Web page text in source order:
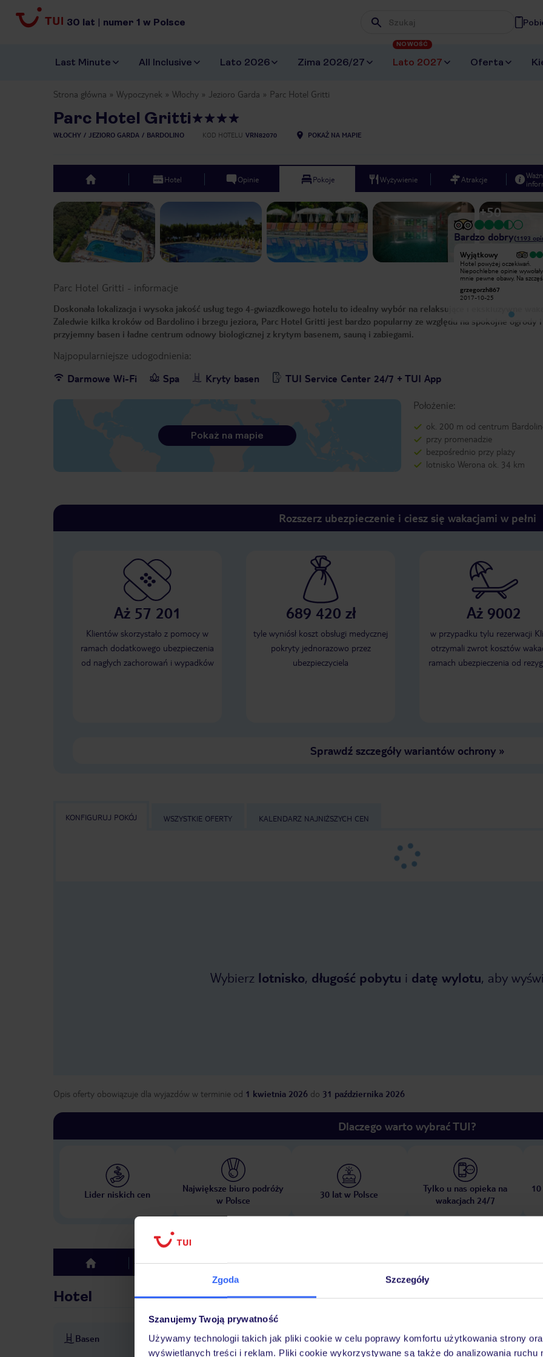
Zgoda Szczegóły
Szanujemy Twoją prywatność
Używamy technologii takich jak pliki cookie w celu poprawy komfortu użytkowania strony
wyświetlanych treści i reklam. Pliki cookie wykorzystywane są także do analizowania ruchu
30 lat | numer 1 w Polsce Wpisz frazę, której szukasz
Last Minute All Inclusive Lato 2026 Zima 2026/27 Lato 2027
NOWOŚĆ
Oferta
Strona główna Wypoczynek Włochy Jezioro Garda Parc Hotel Gritti
Parc Hotel Gritti
WŁOCHY JEZIORO GARDA BARDOLINO KOD HOTELU VRN82070 POKAŻ NA MAPIE
top Hotel Opinie Pokoje Wyżywienie Atrakcje
Previous slide +50
Bardzo dobry(1193
Wyjątkowy
Hotel powyżej oczekiwań.
bardzo miło. Szlafroki i kapcie
kąpielowe pomagają skorzystać z
centrum odnowy z basenem i
saunami które są w cenie pobytu.
Śniadania kontynentalne
Wyjątkowy
Hotel powyżej oczekiwań.
Niepochlebne opinie
mnie pewne obawy. Na
wyposażone 4 gwiazdkowo - łącznie z
powitalnym winem musującym
kąpielowe pomagają
centrum odnowy z basenem i
saunami które są w cenie
grzegorzh867
2017-10-25
Parc Hotel Gritti - informacje
Doskonała lokalizacja i wysoka jakość usług tego 4-gwiazdkowego hotelu to idealny wybór na relaksujące i ekskluzywne
Zaledwie kilka kroków od Bardolino i brzegu jeziora, Parc Hotel Gritti jest bardzo popularny ze względu na spokojne ogrody
przyjemny basen i ładne centrum odnowy biologicznej z krytym basenem, sauną i zabiegami.
Najpopularniejsze udogodnienia:
Darmowe Wi-Fi
Spa Kryty basen TUI Service Center 24/7 + TUI App
Położenie:
ok. 200 m od centrum
przy promenadzie
bezpośrednio przy plaży
lotnisko Werona ok. 34 km
Pokaż na mapie
Rozszerz ubezpieczenie i ciesz się wakacjami w pełni
Aż 57 201
Klientów skorzystało z pomocy w
ramach dodatkowego ubezpieczenia
od nagłych zachorowań i wypadków
689 420 zł
tyle wyniósł koszt obsługi medycznej
pokryty jednorazowo przez
ubezpieczyciela
Aż 9002
w przypadku tylu rezerwacji
otrzymali zwrot kosztów
ramach ubezpieczenia od
Sprawdź szczegóły wariantów ochrony»
KONFIGURUJ POKÓJ WSZYSTKIE OFERTY KALENDARZ NAJNIŻSZYCH CEN
Wybierz lotnisko, długość pobytu i datę wylotu, aby
Opis oferty obowiązuje dla wyjazdów w terminie od 1 kwietnia 2026 do 31 października 2026
Dlaczego warto wybrać TUI?
Lider niskich cen
Największe biuro podróży
w Polsce
30 lat w Polsce
Tylko u nas opieka na
wakacjach 24/7
top Hotel Opinie Pokoje Wyżywienie Atrakcje
Hotel
Basen baseny: 2 basen: ze słodką wodą
basen „Indoor Pool": kryty, ze słodką wodą, podgrzewany,
noszenie czepków
jacuzzi: w strefie spa leżaki: w cenie parasole: w cenie ręczniki: w cenie